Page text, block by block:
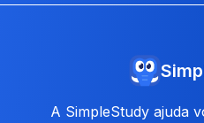
A SimpleStudy ajuda